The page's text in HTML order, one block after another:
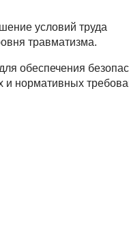
условий труда
травматизма.
обеспечения
и нормативных